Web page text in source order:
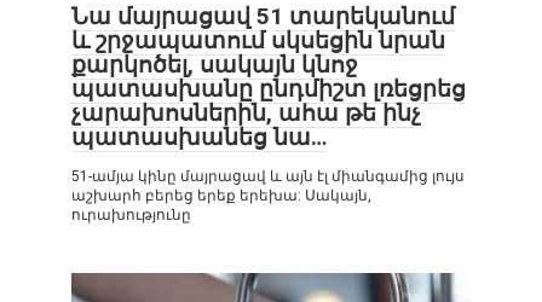
Նա մայրացավ 51 տարեկանում
և շրջապատում սկսեցին նրան
քարկոծել, սակայն կնոջ
պատասխանը ընդմիշտ լռեցրեց
չարախոսներին, ահա թե ինչ
պատասխանեց նա…
51-ամյա կինը մայրացավ և այն էլ միանգամից լույս
աշխարհ բերեց երեք երեխա: Սակայն,
ուրախությունը